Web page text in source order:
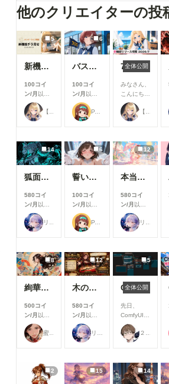
他のクリエイターの投
5
新機能チラ見せ！#10
100コイ
ン/月 以上
支援すると
見ることが
できます
6
バスガイド
100コイ
ン/月 以上
支援すると
見ることが
できます
7月リリース新機能情報
全体公開
みなさん、
こんにち
は！🌟 今
回は、7月
に実施した
アップデー
ト内容をご
紹介しま
は新機能の
も、みなさ
んにより快
適にご利用
いただける
すさを中心
とした改善
を行いまし
た✨ ▼生
成機能関連
①生成画面
生成時のモ
デル選択画
デルを選び
やすいUIに
14
狐面の忍者ガール
580コイ
ン/月 以上
支援すると
見ることが
できます
6
誓いのキス
100コイ
ン/月 以上
支援すると
見ることが
できます
12
本当にアイスみたいに溶けている女の子
580コイ
ン/月 以上
支援すると
見ることが
できます
8
絢華幻姫 壱
500コイ
ン/月 以上
支援すると
見ることが
できます
12
木の枝の伝説剣
580コイ
ン/月 以上
支援すると
見ることが
できます
5
ComfyUIでOpen Pose Editorを使う
全体公開
先日、
ComfyUIに
Open
Pose
Editorを導
巧く行かな
いと聞き、
いろいろ試
2 15 14